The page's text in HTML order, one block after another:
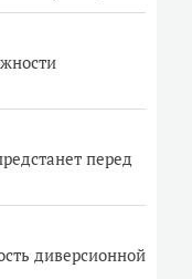
перед
диверсионной